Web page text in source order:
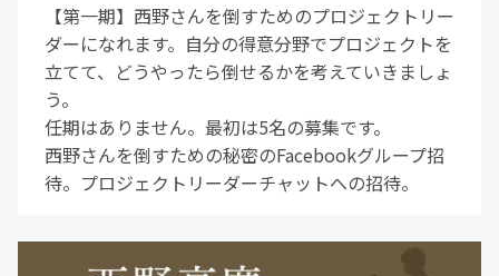
【第一期】西野さんを倒すためのプロジェクトリー
ダーになれます。自分の得意分野でプロジェクトを
立てて、どうやったら倒せるかを考えていきましょ
う。
任期はありません。最初は5名の募集です。
西野さんを倒すための秘密のFacebookグループ招
待。プロジェクトリーダーチャットへの招待。